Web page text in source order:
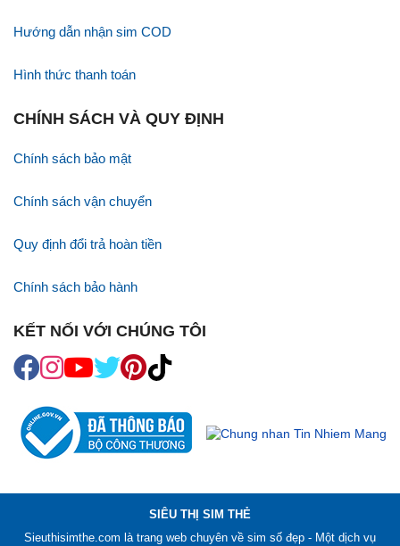
Hướng dẫn nhận sim COD
Hình thức thanh toán
CHÍNH SÁCH VÀ QUY ĐỊNH
Chính sách bảo mật
Chính sách vận chuyển
Quy định đổi trả hoàn tiền
Chính sách bảo hành
KẾT NỐI VỚI CHÚNG TÔI
SIÊU THỊ SIM THẺ
Sieuthisimthe.com là trang web chuyên về sim số đẹp - Một dịch vụ